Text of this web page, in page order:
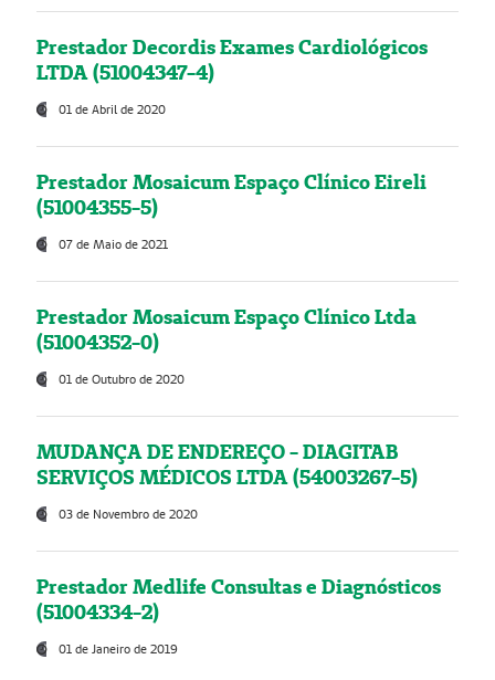
Prestador Decordis Exames Cardiológicos
LTDA (51004347-4)
01 de Abril de 2020
Prestador Mosaicum Espaço Clínico Eireli
(51004355-5)
07 de Maio de 2021
Prestador Mosaicum Espaço Clínico Ltda
(51004352-0)
01 de Outubro de 2020
MUDANÇA DE ENDEREÇO - DIAGITAB
SERVIÇOS MÉDICOS LTDA (54003267-5)
03 de Novembro de 2020
Prestador Medlife Consultas e Diagnósticos
(51004334-2)
01 de Janeiro de 2019